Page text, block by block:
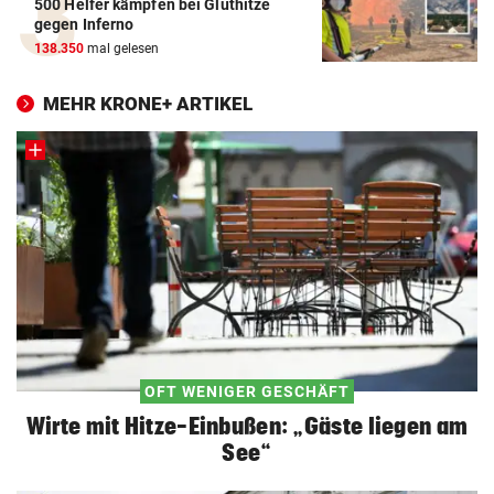
500 Helfer kämpfen bei Gluthitze
gegen Inferno
138.350 mal gelesen
MEHR KRONE+ ARTIKEL
OFT WENIGER GESCHÄFT
Wirte mit Hitze-Einbußen: „Gäste liegen am
See“